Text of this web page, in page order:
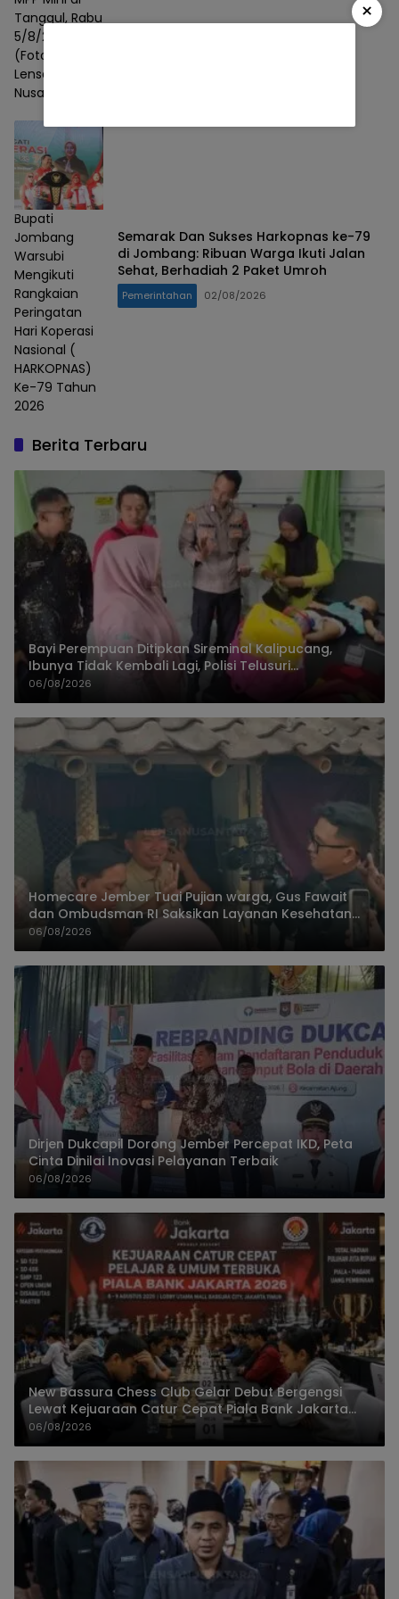
Tanggul, Rabu
5/8/2026).
(Foto: Badri/
Lensa
Nusantara)
Bupati
Jombang
Warsubi
Mengikuti
Rangkaian
Peringatan
Hari Koperasi
Nasional (
HARKOPNAS)
Ke-79 Tahun
2026
Semarak Dan Sukses Harkopnas ke-79
di Jombang: Ribuan Warga Ikuti Jalan
Sehat, Berhadiah 2 Paket Umroh
Pemerintahan 02/08/2026
Berita Terbaru
Bayi Perempuan Ditipkan Sireminal Kalipucang,
Ibunya Tidak Kembali Lagi, Polisi Telusuri
Keberadaan Orang Tua
06/08/2026
Homecare Jember Tuai Pujian warga, Gus Fawait
dan Ombudsman RI Saksikan Layanan Kesehatan
Rumah Pasien
06/08/2026
Dirjen Dukcapil Dorong Jember Percepat IKD, Peta
Cinta Dinilai Inovasi Pelayanan Terbaik
06/08/2026
New Bassura Chess Club Gelar Debut Bergengsi
Lewat Kejuaraan Catur Cepat Piala Bank Jakarta
2026
06/08/2026
×